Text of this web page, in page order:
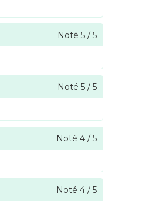
Noté 5 / 5
Noté 5 / 5
Noté 4 / 5
Noté 4 / 5